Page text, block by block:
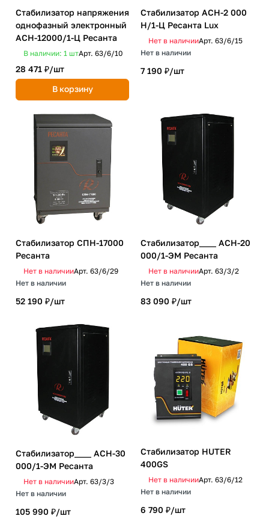
Стабилизатор напряжения
однофазный электронный
ACH-12000/1-Ц Ресанта
В наличии: 1 штАрт. 63/6/10
28 471 ₽/шт
В корзину
Стабилизатор АСН-2 000
Н/1-Ц Ресанта Lux
Нет в наличииАрт. 63/6/15
Нет в наличии
7 190 ₽/шт
Стабилизатор СПН-17000
Ресанта
Нет в наличииАрт. 63/6/29
Нет в наличии
52 190 ₽/шт
Стабилизатор____ АСН-20
000/1-ЭМ Ресанта
Нет в наличииАрт. 63/3/2
Нет в наличии
83 090 ₽/шт
Стабилизатор____ АСН-30
000/1-ЭМ Ресанта
Нет в наличииАрт. 63/3/3
Нет в наличии
105 990 ₽/шт
Стабилизатор HUTER
400GS
Нет в наличииАрт. 63/6/12
Нет в наличии
6 790 ₽/шт